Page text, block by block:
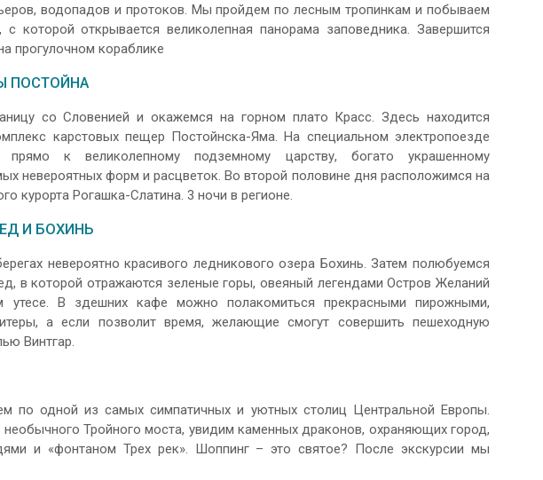
водопадов и протоков. Мы пройдем по лесным тропинкам и побываем
открывается великолепная панорама заповедника. Завершится
прогулочном кораблике
ПОСТОЙНА
со Словенией и окажемся на горном плато Красс. Здесь находится
карстовых пещер Постойнска-Яма. На специальном электропоезде
к великолепному подземному царству, богато украшенному
невероятных форм и расцветок. Во второй половине дня расположимся на
курорта Рогашка-Слатина. 3 ночи в регионе.
И БОХИНЬ
невероятно красивого ледникового озера Бохинь. Затем полюбуемся
в которой отражаются зеленые горы, овеяный легендами Остров Желаний
утесе. В здешних кафе можно полакомиться прекрасными пирожными,
а если позволит время, желающие смогут совершить пешеходную
Винтгар.
по одной из самых симпатичных и уютных столиц Центральной Европы.
Тройного моста, увидим каменных драконов, охраняющих город,
и «фонтаном Трех рек». Шоппинг – это святое? После экскурсии мы